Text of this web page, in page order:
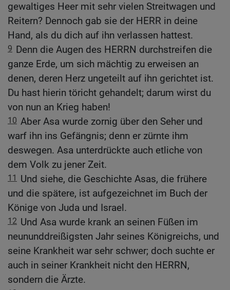
gewaltiges Heer mit sehr vielen Streitwagen und
Reitern? Dennoch gab sie der HERR in deine
Hand, als du dich auf ihn verlassen hattest.
9 Denn die Augen des HERRN durchstreifen die
ganze Erde, um sich mächtig zu erweisen an
denen, deren Herz ungeteilt auf ihn gerichtet ist.
Du hast hierin töricht gehandelt; darum wirst du
von nun an Krieg haben!
10 Aber Asa wurde zornig über den Seher und
warf ihn ins Gefängnis; denn er zürnte ihm
deswegen. Asa unterdrückte auch etliche von
dem Volk zu jener Zeit.
11
Und siehe, die Geschichte Asas, die frühere
und die spätere, ist aufgezeichnet im Buch der
Könige von Juda und Israel.
12 Und Asa wurde krank an seinen Füßen im
neununddreißigsten Jahr seines Königreichs, und
seine Krankheit war sehr schwer; doch suchte er
auch in seiner Krankheit nicht den HERRN,
sondern die Ärzte.